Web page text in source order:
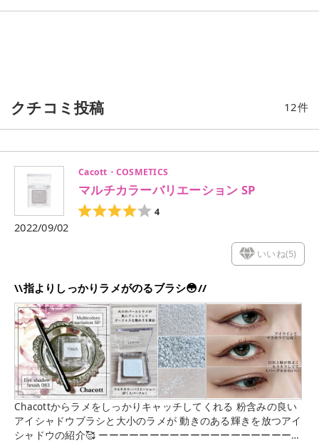
クチコミ投稿 12件
Cacott・COSMETICS
マルチカラーバリエーション SP
4
2022/09/02
いいね(5)
\\指よりしっかりラメがのるブラシ😳//
Chacottからラメをしっかりキャッチしてくれる 粉含みの良い
アイシャドウブラシと大小のラメが 動きのある輝きを放つアイ
シャドウの紹介🥰 ーーーーーーーーーーーーーーーーーーーー